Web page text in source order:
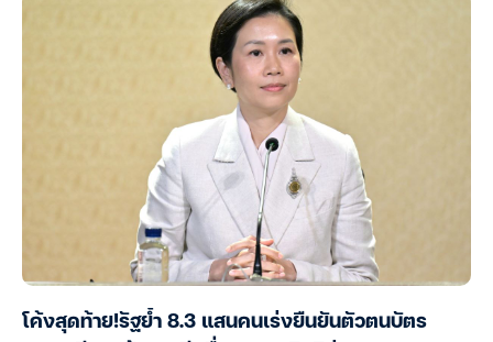
โค้งสุดท้าย!รัฐย้ำ 8.3 แสนคนเร่งยืนยันตัวตนบัตร